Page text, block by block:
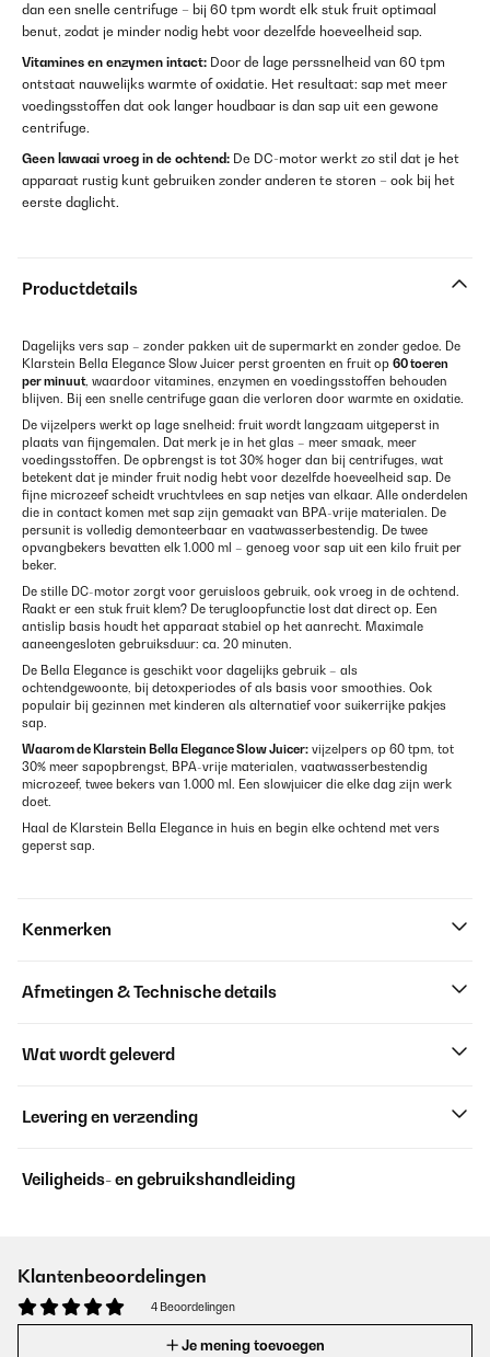
dan een snelle centrifuge – bij 60 tpm wordt elk stuk fruit optimaal
benut, zodat je minder nodig hebt voor dezelfde hoeveelheid sap.
Vitamines en enzymen intact: Door de lage perssnelheid van 60 tpm
ontstaat nauwelijks warmte of oxidatie. Het resultaat: sap met meer
voedingsstoffen dat ook langer houdbaar is dan sap uit een gewone
centrifuge.
Geen lawaai vroeg in de ochtend: De DC-motor werkt zo stil dat je het
apparaat rustig kunt gebruiken zonder anderen te storen – ook bij het
eerste daglicht.
Productdetails
Dagelijks vers sap – zonder pakken uit de supermarkt en zonder gedoe. De
Klarstein Bella Elegance Slow Juicer perst groenten en fruit op 60 toeren
per minuut, waardoor vitamines, enzymen en voedingsstoffen behouden
blijven. Bij een snelle centrifuge gaan die verloren door warmte en oxidatie.
De vijzelpers werkt op lage snelheid: fruit wordt langzaam uitgeperst in
plaats van fijngemalen. Dat merk je in het glas – meer smaak, meer
voedingsstoffen. De opbrengst is tot 30% hoger dan bij centrifuges, wat
betekent dat je minder fruit nodig hebt voor dezelfde hoeveelheid sap. De
fijne microzeef scheidt vruchtvlees en sap netjes van elkaar. Alle onderdelen
die in contact komen met sap zijn gemaakt van BPA-vrije materialen. De
persunit is volledig demonteerbaar en vaatwasserbestendig. De twee
opvangbekers bevatten elk 1.000 ml – genoeg voor sap uit een kilo fruit per
beker.
De stille DC-motor zorgt voor geruisloos gebruik, ook vroeg in de ochtend.
Raakt er een stuk fruit klem? De terugloopfunctie lost dat direct op. Een
antislip basis houdt het apparaat stabiel op het aanrecht. Maximale
aaneengesloten gebruiksduur: ca. 20 minuten.
De Bella Elegance is geschikt voor dagelijks gebruik – als
ochtendgewoonte, bij detoxperiodes of als basis voor smoothies. Ook
populair bij gezinnen met kinderen als alternatief voor suikerrijke pakjes
sap.
Waarom de Klarstein Bella Elegance Slow Juicer: vijzelpers op 60 tpm, tot
30% meer sapopbrengst, BPA-vrije materialen, vaatwasserbestendig
microzeef, twee bekers van 1.000 ml. Een slowjuicer die elke dag zijn werk
doet.
Haal de Klarstein Bella Elegance in huis en begin elke ochtend met vers
geperst sap.
Kenmerken
Afmetingen & Technische details
Wat wordt geleverd
Levering en verzending
Veiligheids- en gebruikshandleiding
Klantenbeoordelingen
4 Beoordelingen
Je mening toevoegen